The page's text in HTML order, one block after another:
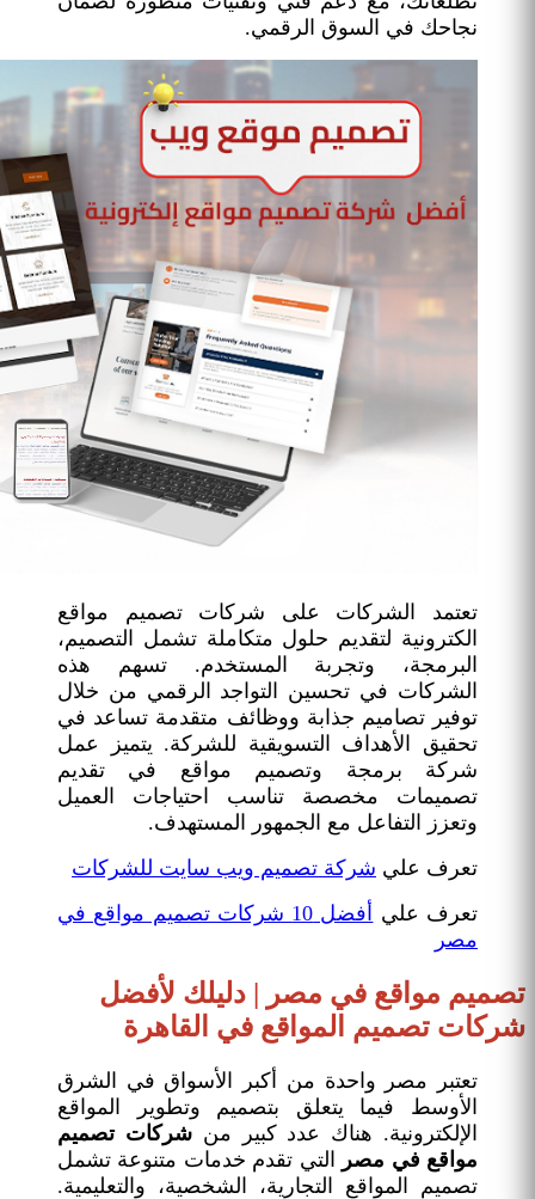
نجاحك في السوق الرقمي.
تعتمد الشركات على شركات تصميم مواقع
الكترونية لتقديم حلول متكاملة تشمل التصميم،
البرمجة، وتجربة المستخدم. تسهم هذه
الشركات في تحسين التواجد الرقمي من خلال
توفير تصاميم جذابة ووظائف متقدمة تساعد في
تحقيق الأهداف التسويقية للشركة. يتميز عمل
شركة برمجة وتصميم مواقع في تقديم
تصميمات مخصصة تناسب احتياجات العميل
وتعزز التفاعل مع الجمهور المستهدف.
تعرف علي شركة تصميم ويب سايت للشركات
تعرف علي
أفضل 10 شركات تصميم مواقع في
مصر
تصميم مواقع في مصر | دليلك لأفضل
شركات تصميم المواقع في القاهرة
تعتبر مصر واحدة من أكبر الأسواق في الشرق
الأوسط فيما يتعلق بتصميم وتطوير المواقع
الإلكترونية. هناك عدد كبير منشركات تصميم
مواقع في مصر
التي تقدم خدمات متنوعة تشمل
تصميم المواقع التجارية، الشخصية، والتعليمية.